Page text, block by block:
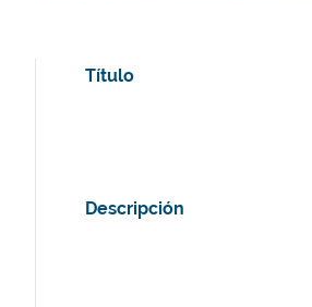
Título
Descripción